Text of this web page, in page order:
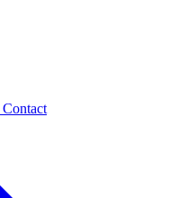
Contact